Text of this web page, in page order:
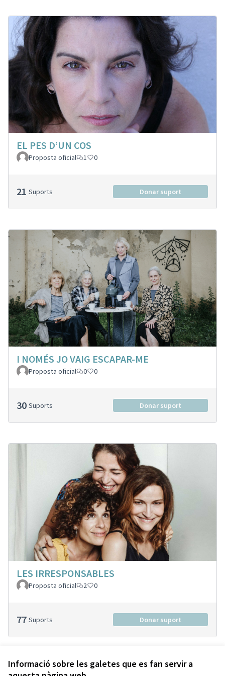
Informació sobre les galetes que es fan servir a
EL PES D’UN COS
Proposta oficial 1 0
21 Suports Donar suport
I NOMÉS JO VAIG ESCAPAR-ME
Proposta oficial 0 0
30 Suports Donar suport
LES IRRESPONSABLES
Proposta oficial 2 0
77 Suports Donar suport
Veure totes les propostes retirades